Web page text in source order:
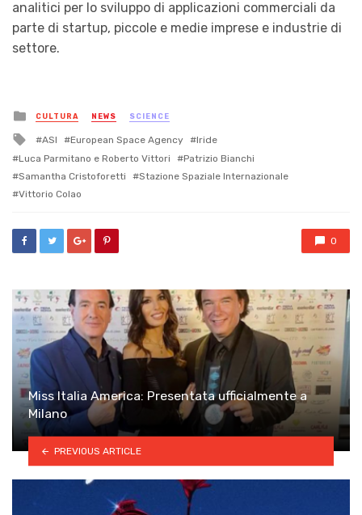
analitici per lo sviluppo di applicazioni commerciali da
parte di startup, piccole e medie imprese e industrie di
settore.
Posted
in
CULTURA NEWS SCIENCE
Tagged
with
ASI European Space Agency
Iride
Luca Parmitano e Roberto Vittori
Patrizio Bianchi
Samantha Cristoforetti
Stazione Spaziale Internazionale
Vittorio Colao
0
Miss Italia America: Presentata ufficialmente a
Milano
PREVIOUS ARTICLE